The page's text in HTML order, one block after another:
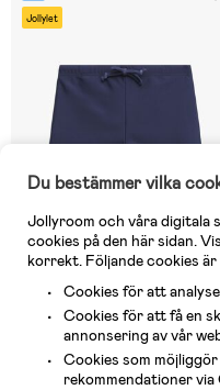
Jollylet
I lager
Nordbjørn Noto UV-Badbyxor,
Navy
Du bestämmer vilka
Jollyroom och våra digitala
cookies på den här sidan.
korrekt. Följande cookies
Cookies för att
Cookies för att få en
annonsering av vår
Cookies som
rekommendationer via